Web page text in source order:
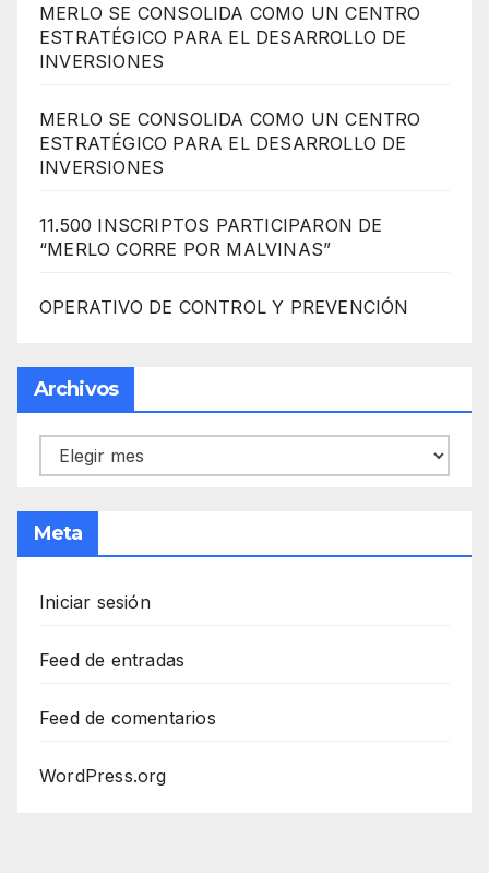
MERLO SE CONSOLIDA COMO UN CENTRO
ESTRATÉGICO PARA EL DESARROLLO DE
INVERSIONES
MERLO SE CONSOLIDA COMO UN CENTRO
ESTRATÉGICO PARA EL DESARROLLO DE
INVERSIONES
11.500 INSCRIPTOS PARTICIPARON DE
“MERLO CORRE POR MALVINAS”
OPERATIVO DE CONTROL Y PREVENCIÓN
Archivos
Archivos
Meta
Iniciar sesión
Feed de entradas
Feed de comentarios
WordPress.org